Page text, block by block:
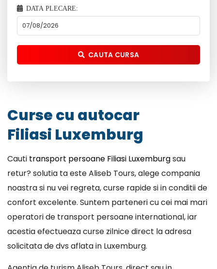
DATA PLECARE:
CAUTA CURSA
Curse cu autocar
Filiasi Luxemburg
Cauti transport persoane Filiasi Luxemburgsau
retur? solutia ta este Aliseb Tours, alege compania
noastra si nu vei regreta, curse rapide si in conditii de
confort excelente. Suntem parteneri cu cei mai mari
operatori de transport persoane international, iar
acestia efectueaza curse zilnice direct la adresa
solicitata de dvs aflata in Luxemburg.